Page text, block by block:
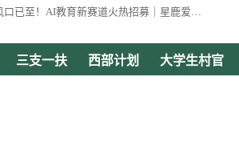
已至！AI教育新赛道火热招募｜星鹿爱学线上导学/伴学，面向大三、大四在校生强势来袭
京国府嘉盈会计师事务所（特殊普通合伙）
三支一扶 西部计划 大学生村官